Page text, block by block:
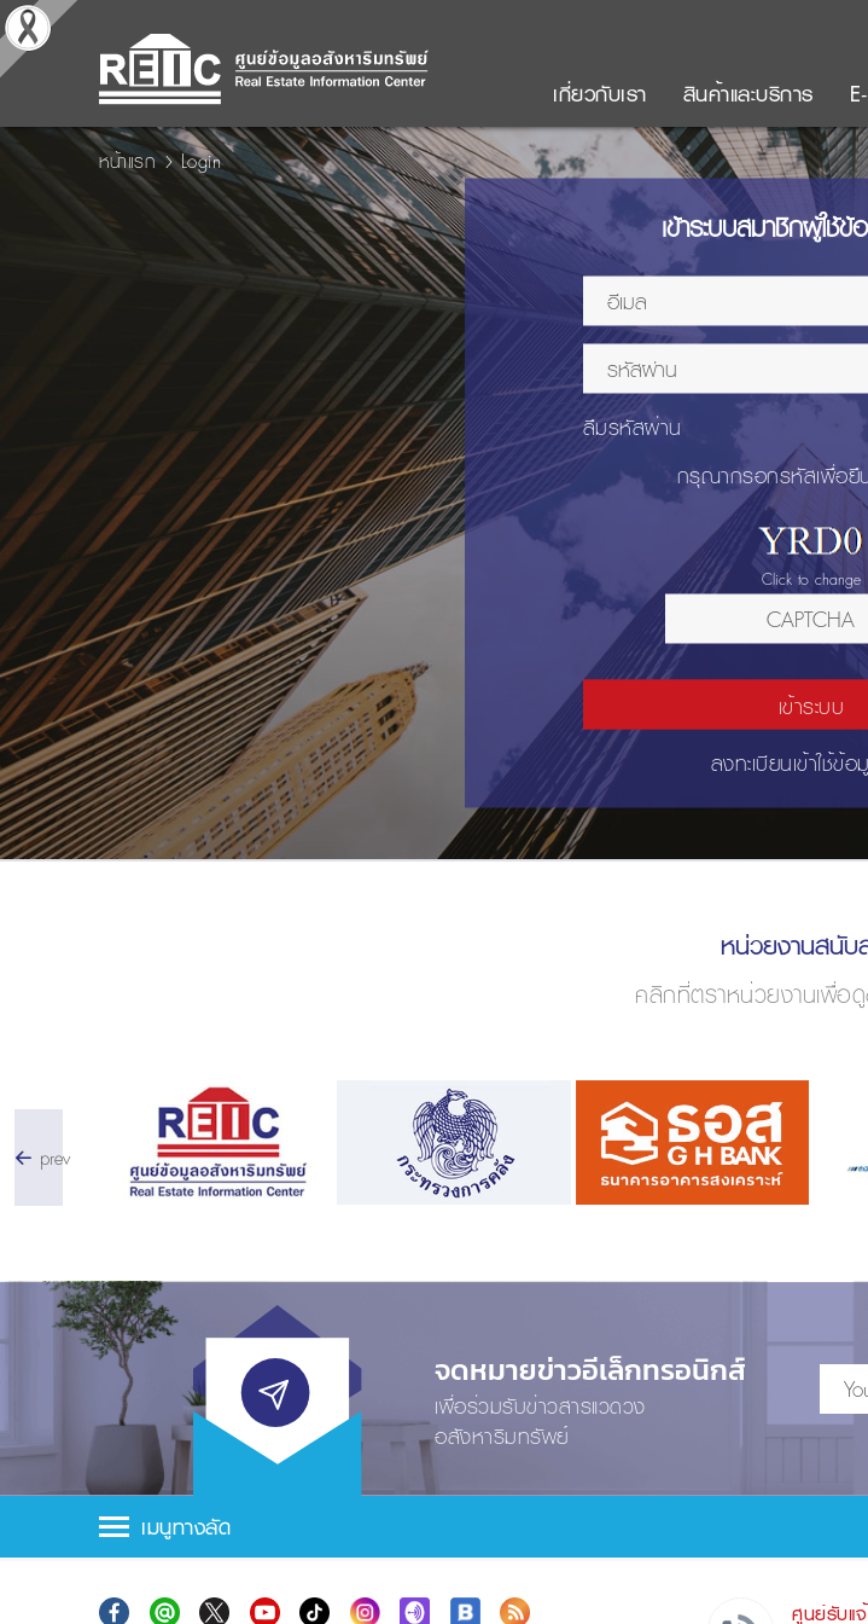
เกี่ยวกับเรา สินค้าและบริการ
หน้าแรก Login
เข้าระบบสมาชิกผู้ใช้ข้
ลืมรหัสผ่าน
กรุณากรอกรหัสเพื่อยื
Click to change
เข้าระบบ
ลงทะเบียนเข้าใช้ข้
หน่วยงานสนับ
คลิกที่ตราหน่วยงานเพื่อ
prev
จดหมายข่าวอีเล็กทรอนิกส์
เพื่อร่วมรับข่าวสารแวดวง
อสังหาริมทรัพย์
เมนูทางลัด
ศูนย์รับแ